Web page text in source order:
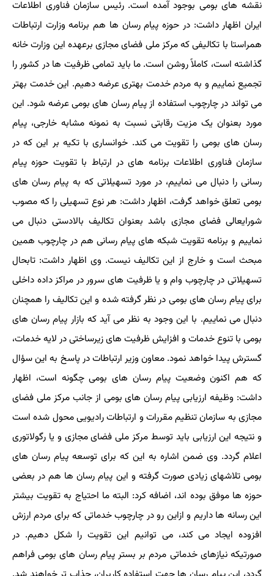
نقشه های بومی بوجود آمده است. رئیس سازمان فناوری اطلاعات
ایران اظهار داشت: در حوزه پیام رسان ها هم برنامه وزارت ارتباطات
همراستا با تکالیفی که مرکز ملی فضای مجازی برعهده این وزارت خانه
گذاشته است، کاملاً روشن است. ما باید تمامی ظرفیت ها در کشور را
تجمیع نماییم و به مردم خدمت بهتری عرضه دهیم. این خدمت بهتر
می تواند در چارچوب استفاده از پیام رسان های بومی عرضه شود. این
مورد بعنوان یک مزیت رقابتی نسبت به نمونه مشابه خارجی، پیام
رسان های بومی را تقویت می کند. خوانساری با تکیه بر این که در
سازمان فناوری اطلاعات برنامه های در ارتباط با تقویت حوزه پیام
رسانی را دنبال می نماییم، در مورد تسهیلاتی که به پیام رسان های
بومی تعلق خواهد گرفت، اظهار داشت: هر نوع تسهیلی را که مصوب
شورایعالی فضای مجازی باشد بعنوان تکالیف بالادستی دنبال می
نماییم و برنامه تقویت شبکه های پیام رسانی هم در چارچوب همین
مبحث است و خارج از این تکالیف نیست. وی اظهار داشت: تابحال
تسهیلاتی در چارچوب وام و یا ظرفیت های سرور در مراکز داده داخلی
برای پیام رسان های بومی در نظر گرفته شده و این تکالیف را همچنان
دنبال می نماییم. با این وجود به نظر می آید که بازار پیام رسان های
بومی با تنوع خدمات و افزایش ظرفیت های زیرساختی در لایه خدمات،
گسترش پیدا خواهد نمود. معاون وزیر ارتباطات در پاسخ به این سؤال
که هم اکنون وضعیت پیام رسان های بومی چگونه است، اظهار
داشت: وظیفه ارزیابی پیام رسان های بومی از جانب مرکز ملی فضای
مجازی به سازمان تنظیم مقررات و ارتباطات رادیویی محول شده است
و نتیجه این ارزیابی باید توسط مرکز ملی فضای مجازی و یا رگولاتوری
اعلام گردد. وی ضمن اشاره به این که برای توسعه پیام رسان های
بومی تلاشهای زیادی صورت گرفته و این پیام رسان ها هم در بعضی
حوزه ها موفق بوده اند، اضافه کرد: البته ما احتیاج به تقویت بیشتر
این رسانه ها داریم و ازاین رو در چارچوب خدماتی که برای مردم ارزش
افزوده ایجاد می کند، می توانیم این تقویت را شکل دهیم. در
صورتیکه نیازهای خدماتی مردم بر بستر پیام رسان های بومی فراهم